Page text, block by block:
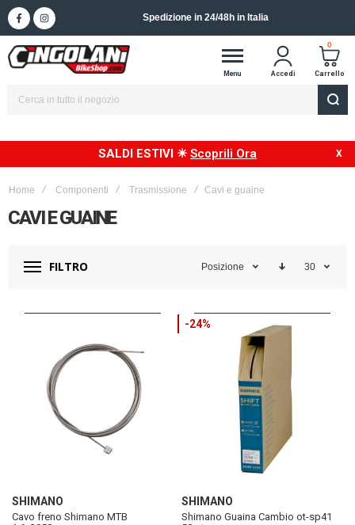
Spedizione in 24/48h in Italia
Menu Accedi
0
Carrello
SALDI ESTIVI ☀ Scoprili Ora
Home Componenti Trasmissione Cavi e guaine
CAVI E GUAINE
FILTRO Posizione 30
SHIMANO
Cavo freno Shimano MTB
-24%
SHIMANO
Shimano Guaina Cambio ot-sp41